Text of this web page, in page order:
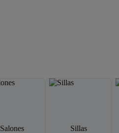
Salones Sillas